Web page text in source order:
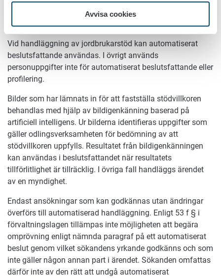
Avvisa cookies
Automatiskt beslutsfattande och
Vid handläggning av jordbrukarstöd kan automatiserat
beslutsfattande användas. I övrigt används
personuppgifter inte för automatiserat beslutsfattande eller
profilering.
Bilder som har lämnats in för att fastställa stödvillkoren
behandlas med hjälp av bildigenkänning baserad på
artificiell intelligens. Ur bilderna identifieras uppgifter som
gäller odlingsverksamheten för bedömning av att
stödvillkoren uppfylls. Resultatet från bildigenkänningen
kan användas i beslutsfattandet när resultatets
tillförlitlighet är tillräcklig. I övriga fall handläggs ärendet
av en myndighet.
Endast ansökningar som kan godkännas utan ändringar
överförs till automatiserad handläggning. Enligt 53 f § i
förvaltningslagen tillämpas inte möjligheten att begära
omprövning enligt nämnda paragraf på ett automatiserat
beslut genom vilket sökandens yrkande godkänns och som
inte gäller någon annan part i ärendet. Sökanden omfattas
därför inte av den rätt att undgå automatiserat